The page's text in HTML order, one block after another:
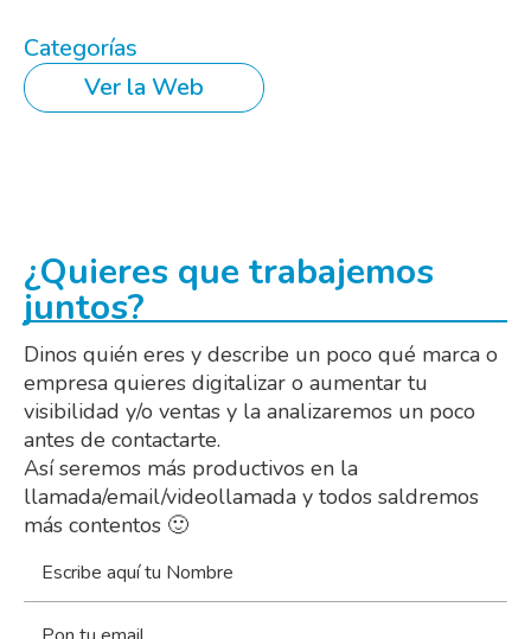
Categorías
Ver la Web
¿Quieres que trabajemos
juntos?
Dinos quién eres y describe un poco qué marca o
empresa quieres digitalizar o aumentar tu
visibilidad y/o ventas y la analizaremos un poco
antes de contactarte.
Así seremos más productivos en la
llamada/email/videollamada y todos saldremos
más contentos 🙂